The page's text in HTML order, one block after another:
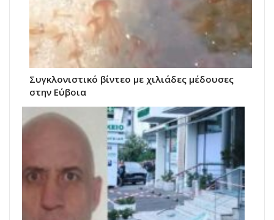
Συγκλονιστικό βίντεο με χιλιάδες μέδουσες
στην Εύβοια